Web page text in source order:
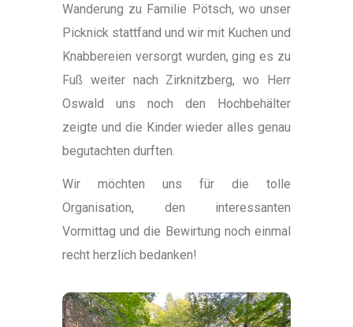
Wanderung zu Familie Pötsch, wo unser
Picknick stattfand und wir mit Kuchen und
Knabbereien versorgt wurden, ging es zu
Fuß weiter nach Zirknitzberg, wo Herr
Oswald uns noch den Hochbehälter
zeigte und die Kinder wieder alles genau
begutachten durften.
Wir möchten uns für die tolle
Organisation, den interessanten
Vormittag und die Bewirtung noch einmal
recht herzlich bedanken!